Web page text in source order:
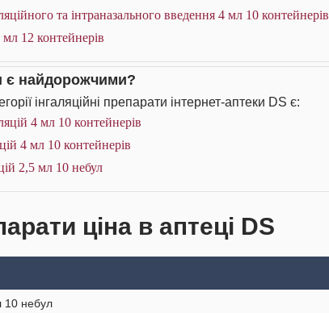
та інтраназального введення 4 мл 10 контейнерів
12 контейнерів
є найдорожчими?
інгаляційні препарати інтернет-аптеки DS є:
4 мл 10 контейнерів
4 мл 10 контейнерів
2,5 мл 10 небул
ціна в аптеці DS
10 небул